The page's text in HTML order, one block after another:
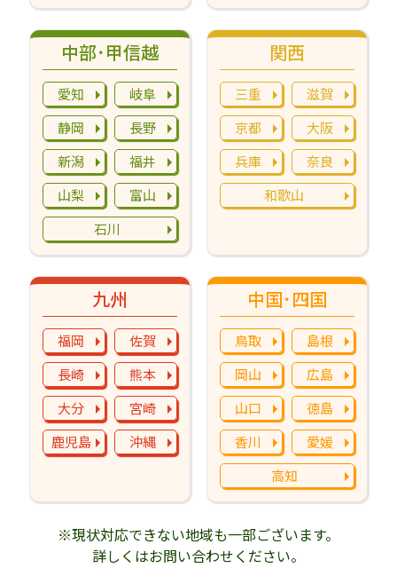
九州
福岡
佐賀
長崎
熊本
大分
宮崎
鹿児島
沖縄
中国･四国
鳥取
島根
岡山
広島
山口
徳島
香川
愛媛
高知
中部･甲信越
愛知
岐阜
静岡
長野
新潟
福井
山梨
富山
石川
関西
三重
滋賀
京都
大阪
兵庫
奈良
和歌山
※現状対応できない地域も一部ございます。
詳しくはお問い合わせください。